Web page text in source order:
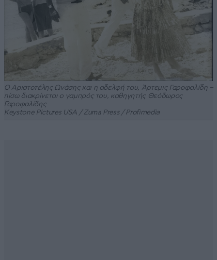
Ο Αριστοτέλης Ωνάσης και η αδελφή του, Άρτεμις Γαροφαλίδη –
πίσω διακρίνεται ο γαμπρός του, καθηγητής Θεόδωρος
Γαροφαλίδης
Keystone Pictures USA / Zuma Press / Profimedia